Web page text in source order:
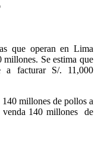
que operan en Lima
Se estima que
a facturar S/. 11,000
millones de pollos a
140 millones de